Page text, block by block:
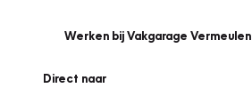
Werken bij Vakgarage Vermeulen
Direct naar